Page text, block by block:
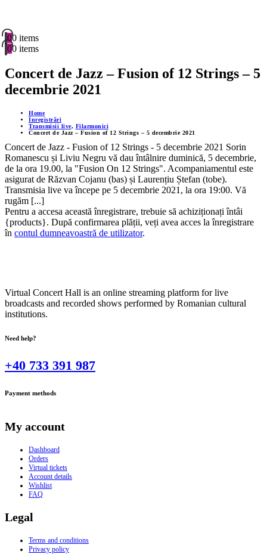
00 items
00 items
Concert de Jazz – Fusion of 12 Strings – 5
decembrie 2021
Home
Înregistrări
Transmisii live, Filarmonici
Concert de Jazz – Fusion of 12 Strings – 5 decembrie 2021
Concert de Jazz - Fusion of 12 Strings - 5 decembrie 2021 Sorin
Romanescu și Liviu Negru vă dau întâlnire duminică, 5 decembrie,
de la ora 19.00, la "Fusion On 12 Strings". Acompaniamentul este
asigurat de Răzvan Cojanu (bas) și Laurențiu Ștefan (tobe).
Transmisia live va începe pe 5 decembrie 2021, la ora 19:00. Vă
rugăm [...]
Pentru a accesa această înregistrare, trebuie să achiziționați întâi
{products}. După confirmarea plății, veți avea acces la înregistrare
în contul dumneavoastră de utilizator.
Virtual Concert Hall is an online streaming platform for live
broadcasts and recorded shows performed by Romanian cultural
institutions.
Need help?
+40 733 391 987
Payment methods
My account
Dashboard
Orders
Virtual tickets
Account details
Wishlist
FAQ
Legal
Terms and conditions
Privacy policy